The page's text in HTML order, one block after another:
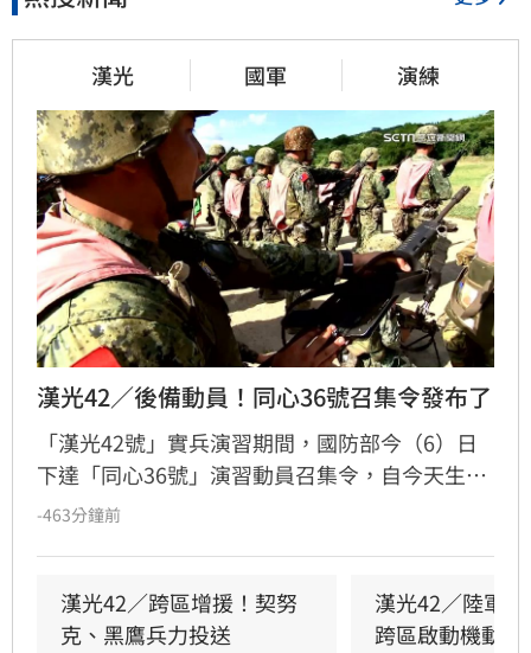
漢光 國軍 演練
漢光42／後備動員！同心36號召集令發布了
「漢光42號」實兵演習期間，國防部今（6）日
下達「同心36號」演習動員召集令，自今天生
效。
-463分鐘前
漢光42／跨區增援！契努
克、黑鷹兵力投送
漢光42／陸軍
跨區啟動機動長